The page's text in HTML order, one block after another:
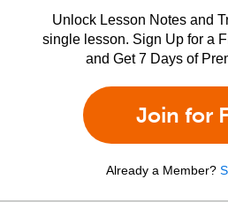
Unlock Lesson Notes and
single lesson. Sign Up for a
and Get 7 Days of
Join for
Already a Member?